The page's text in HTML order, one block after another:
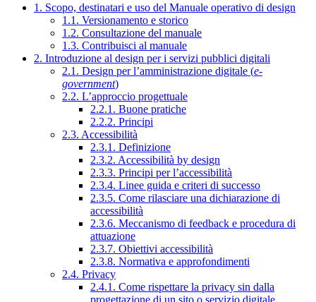
1. Scopo, destinatari e uso del Manuale operativo di design
1.1. Versionamento e storico
1.2. Consultazione del manuale
1.3. Contribuisci al manuale
2. Introduzione al design per i servizi pubblici digitali
2.1. Design per l’amministrazione digitale (e-
government)
2.2. L’approccio progettuale
2.2.1. Buone pratiche
2.2.2. Principi
2.3. Accessibilità
2.3.1. Definizione
2.3.2. Accessibilità by design
2.3.3. Principi per l’accessibilità
2.3.4. Linee guida e criteri di successo
2.3.5. Come rilasciare una dichiarazione di
accessibilità
2.3.6. Meccanismo di feedback e procedura di
attuazione
2.3.7. Obiettivi accessibilità
2.3.8. Normativa e approfondimenti
2.4. Privacy
2.4.1. Come rispettare la privacy sin dalla
progettazione di un sito o servizio digitale